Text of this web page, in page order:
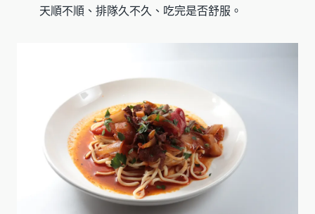
天順不順、排隊久不久、吃完是否舒服。